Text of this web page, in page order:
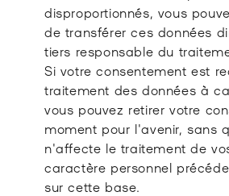
disproportionnés, vous
de transférer ces données
tiers responsable du
Si votre consentement est
traitement des données à
vous pouvez retirer votre
moment pour l'avenir, sans
n'affecte le traitement de
caractère personnel
sur cette base.